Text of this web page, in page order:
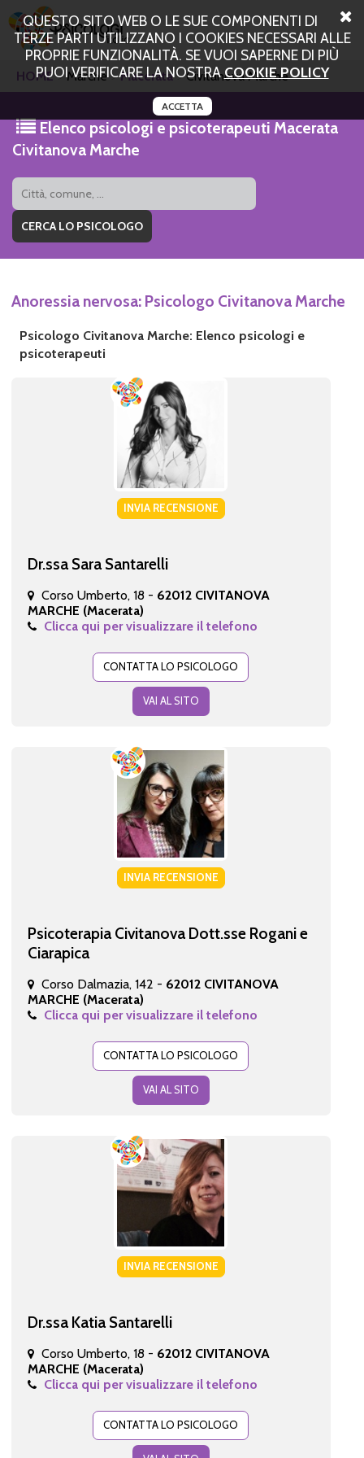
QUESTO SITO WEB O LE SUE COMPONENTI DI
TERZE PARTI UTILIZZANO I COOKIES NECESSARI ALLE
PROPRIE FUNZIONALITÀ. SE VUOI SAPERNE DI PIÙ
PUOI VERIFICARE LA NOSTRACOOKIE POLICY
ACCETTA
HOME Marche Macerata Civitanova Marche
Elenco psicologi e psicoterapeuti Macerata
Civitanova Marche
Anoressia nervosa: Psicologo Civitanova Marche
Psicologo Civitanova Marche: Elenco psicologi e
psicoterapeuti
INVIA RECENSIONE
Dr.ssa Sara Santarelli
Corso Umberto, 18 - 62012 CIVITANOVA
MARCHE (Macerata)
Clicca qui per visualizzare il telefono
CONTATTA LO PSICOLOGO
VAI AL SITO
INVIA RECENSIONE
Psicoterapia Civitanova Dott.sse Rogani e
Ciarapica
Corso Dalmazia, 142 - 62012 CIVITANOVA
MARCHE (Macerata)
Clicca qui per visualizzare il telefono
CONTATTA LO PSICOLOGO
VAI AL SITO
INVIA RECENSIONE
Dr.ssa Katia Santarelli
Corso Umberto, 18 - 62012 CIVITANOVA
MARCHE (Macerata)
Clicca qui per visualizzare il telefono
CONTATTA LO PSICOLOGO